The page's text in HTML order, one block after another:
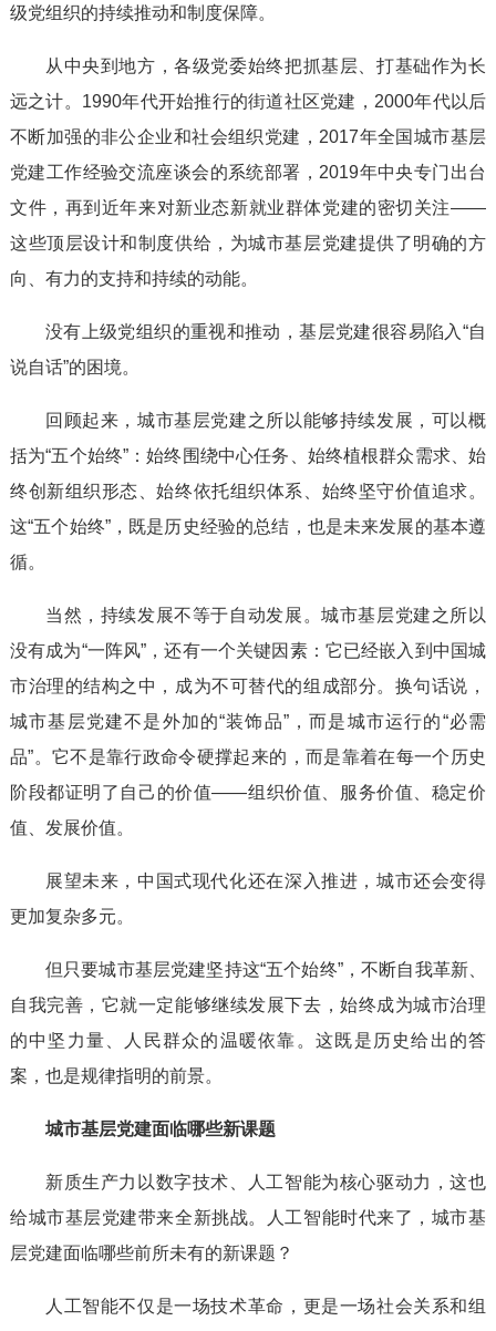
级党组织的持续推动和制度保障。
从中央到地方，各级党委始终把抓基层、打基础作为长
远之计。1990年代开始推行的街道社区党建，2000年代以后
不断加强的非公企业和社会组织党建，2017年全国城市基层
党建工作经验交流座谈会的系统部署，2019年中央专门出台
文件，再到近年来对新业态新就业群体党建的密切关注——
这些顶层设计和制度供给，为城市基层党建提供了明确的方
向、有力的支持和持续的动能。
没有上级党组织的重视和推动，基层党建很容易陷入“自
说自话”的困境。
回顾起来，城市基层党建之所以能够持续发展，可以概
括为“五个始终”：始终围绕中心任务、始终植根群众需求、始
终创新组织形态、始终依托组织体系、始终坚守价值追求。
这“五个始终”，既是历史经验的总结，也是未来发展的基本遵
循。
当然，持续发展不等于自动发展。城市基层党建之所以
没有成为“一阵风”，还有一个关键因素：它已经嵌入到中国城
市治理的结构之中，成为不可替代的组成部分。换句话说，
城市基层党建不是外加的“装饰品”，而是城市运行的“必需
品”。它不是靠行政命令硬撑起来的，而是靠着在每一个历史
阶段都证明了自己的价值——组织价值、服务价值、稳定价
值、发展价值。
展望未来，中国式现代化还在深入推进，城市还会变得
更加复杂多元。
但只要城市基层党建坚持这“五个始终”，不断自我革新、
自我完善，它就一定能够继续发展下去，始终成为城市治理
的中坚力量、人民群众的温暖依靠。这既是历史给出的答
案，也是规律指明的前景。
城市基层党建面临哪些新课题
新质生产力以数字技术、人工智能为核心驱动力，这也
给城市基层党建带来全新挑战。人工智能时代来了，城市基
层党建面临哪些前所未有的新课题？
人工智能不仅是一场技术革命，更是一场社会关系和组